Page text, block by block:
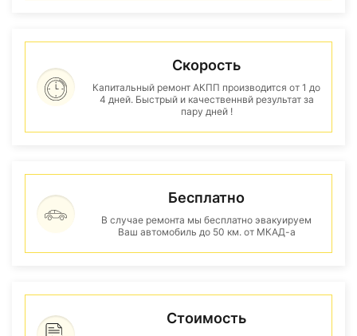
Скорость
Капитальный ремонт АКПП производится от 1 до
4 дней. Быстрый и качественнвй результат за
пару дней !
Бесплатно
В случае ремонта мы бесплатно эвакуируем
Ваш автомобиль до 50 км. от МКАД-а
Стоимость